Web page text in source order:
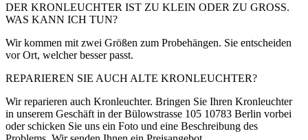
DER KRONLEUCHTER IST ZU KLEIN ODER ZU GROSS.
WAS KANN ICH TUN?
Wir kommen mit zwei Größen zum Probehängen. Sie entscheiden
vor Ort, welcher besser passt.
REPARIEREN SIE AUCH ALTE KRONLEUCHTER?
Wir reparieren auch Kronleuchter. Bringen Sie Ihren Kronleuchter
in unserem Geschäft in der Bülowstrasse 105 10783 Berlin vorbei
oder schicken Sie uns ein Foto und eine Beschreibung des